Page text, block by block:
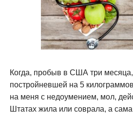
Когда, пробыв в США три
постройневшей на 5
на меня с недоумением, мол,
Штатах жила или соврала, а